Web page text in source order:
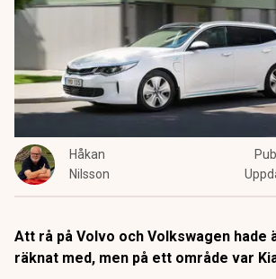
Håkan
Nilsson
Att rå på Volvo och Volkswagen hade
räknat med, men på ett område var